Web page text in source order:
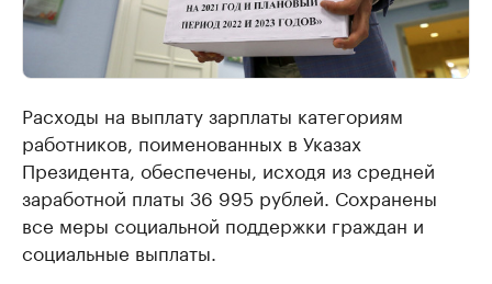
Расходы на выплату зарплаты категориям
работников, поименованных в Указах
Президента, обеспечены, исходя из средней
заработной платы 36 995 рублей. Сохранены
все меры социальной поддержки граждан и
социальные выплаты.